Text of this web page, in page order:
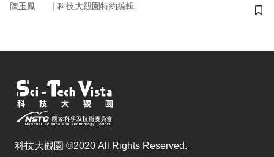
陳玉鳳 ｜ 科技大觀園特約編輯
儲
科技大觀園 ©2020 All Rights Reserved.